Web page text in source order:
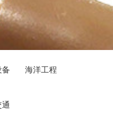
备 海洋工程